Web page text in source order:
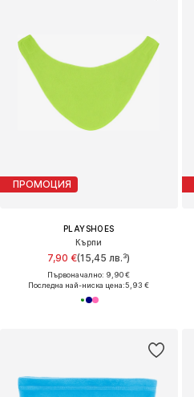
ПРОМОЦИЯ
PLAYSHOES
Кърпи
7,90 €(15,45 лв.³)
Първоначално: 9,90 €
Последна най-ниска цена:5,93 €